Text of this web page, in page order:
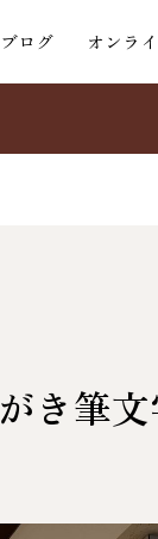
ブログ オンラ
き筆文